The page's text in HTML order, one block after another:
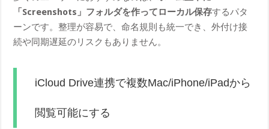
「Screenshots」フォルダを作ってローカル保存するパタ
ーンです。整理が容易で、命名規則も統一でき、外付け接
続や同期遅延のリスクもありません。
iCloud Drive連携で複数Mac/iPhone/iPadから
閲覧可能にする